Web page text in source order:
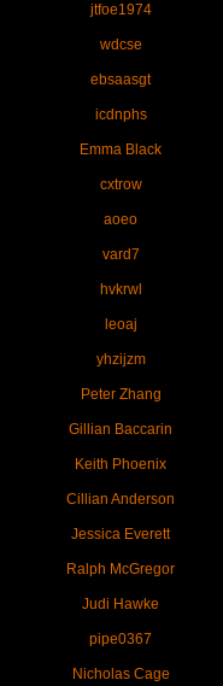
jtfoe1974
wdcse
ebsaasgt
icdnphs
Emma Black
cxtrow
aoeo
vard7
hvkrwl
leoaj
yhzijzm
Peter Zhang
Gillian Baccarin
Keith Phoenix
Cillian Anderson
Jessica Everett
Ralph McGregor
Judi Hawke
pipe0367
Nicholas Cage